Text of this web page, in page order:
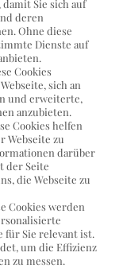
Sie sich auf
deren
Ohne diese
Dienste auf
Cookies
sich an
und erweiterte,
anzubieten.
Cookies helfen
Webseite zu
darüber
der Seite
die Webseite zu
Cookies werden
für Sie relevant ist.
um die Effizienz
zu messen.